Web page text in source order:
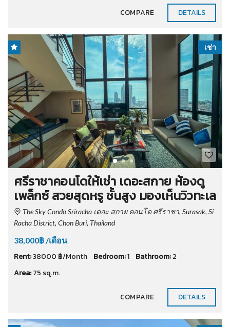
COMPARE DETAILS
เช่า
ศรีราชาคอนโดให้เช่า เดอะสกาย ห้องดู
เพล็กซ์ สวยสุดหรู ชั้นสูง มองเห็นวิวทะเล
The Sky Condo Sriracha เดอะ สกาย คอนโด ศรีราชา, Surasak, Si
Racha District, Chon Buri, Thailand
38,000฿ /เดือน
Rent:38000 ฿/Month Bedroom:1 Bathroom:2
Area:75 sq.m.
COMPARE DETAILS